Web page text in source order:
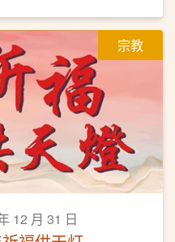
宗教
12 月 31 日